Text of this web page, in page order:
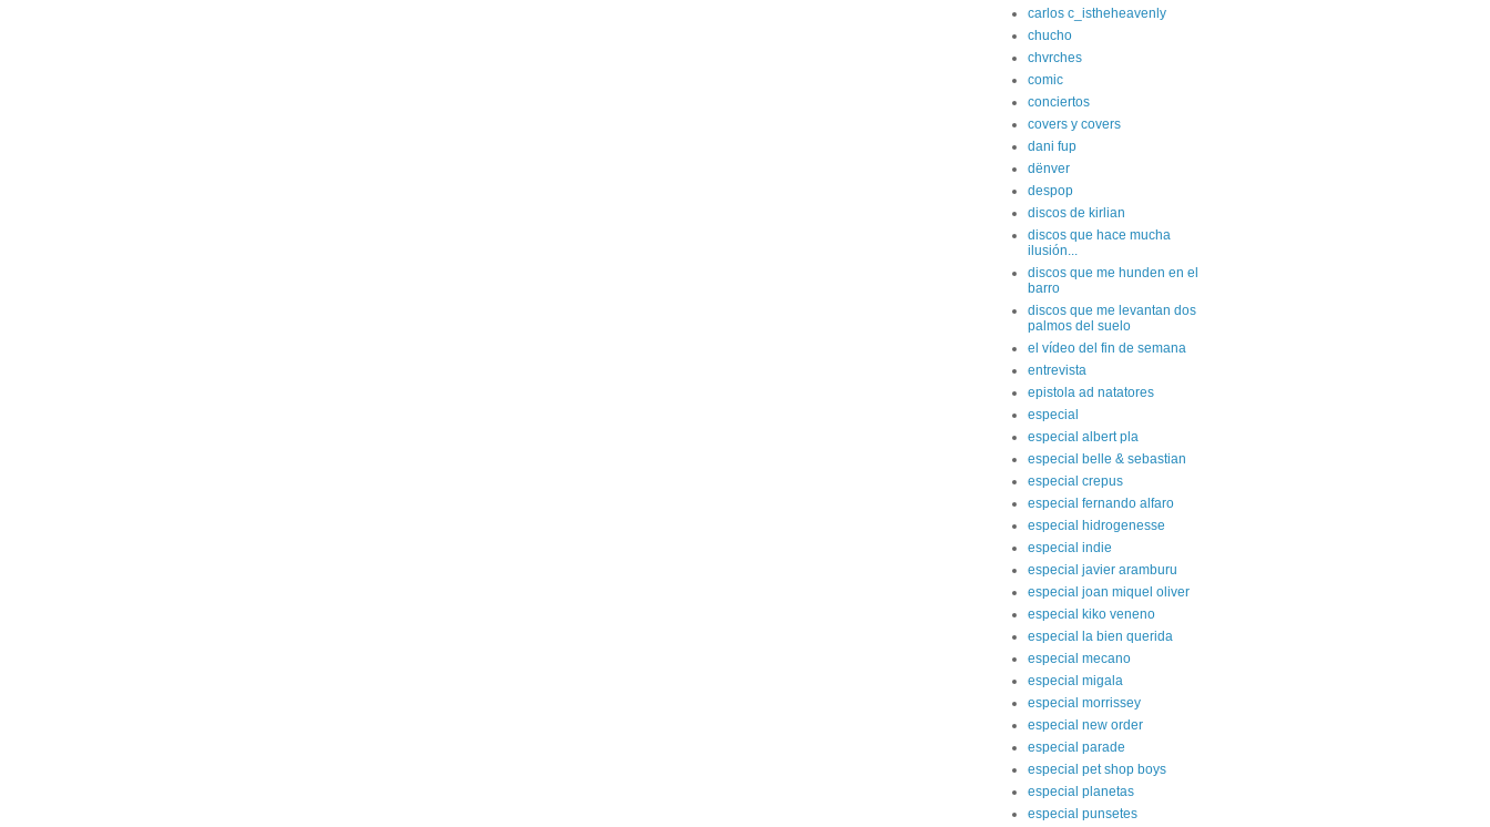
carlos c_istheheavenly
chucho
chvrches
comic
conciertos
covers y covers
dani fup
dënver
despop
discos de kirlian
discos que hace mucha
ilusión...
discos que me hunden en el
barro
discos que me levantan dos
palmos del suelo
el vídeo del fin de semana
entrevista
epistola ad natatores
especial
especial albert pla
especial belle & sebastian
especial crepus
especial fernando alfaro
especial hidrogenesse
especial indie
especial javier aramburu
especial joan miquel oliver
especial kiko veneno
especial la bien querida
especial mecano
especial migala
especial morrissey
especial new order
especial parade
especial pet shop boys
especial planetas
especial punsetes